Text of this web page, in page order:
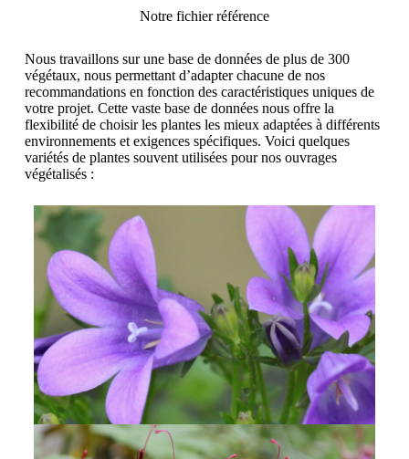
Notre fichier référence
Nous travaillons sur une base de données de plus de 300
végétaux, nous permettant d’adapter chacune de nos
recommandations en fonction des caractéristiques uniques de
votre projet. Cette vaste base de données nous offre la
flexibilité de choisir les plantes les mieux adaptées à différents
environnements et exigences spécifiques. Voici quelques
variétés de plantes souvent utilisées pour nos ouvrages
végétalisés :